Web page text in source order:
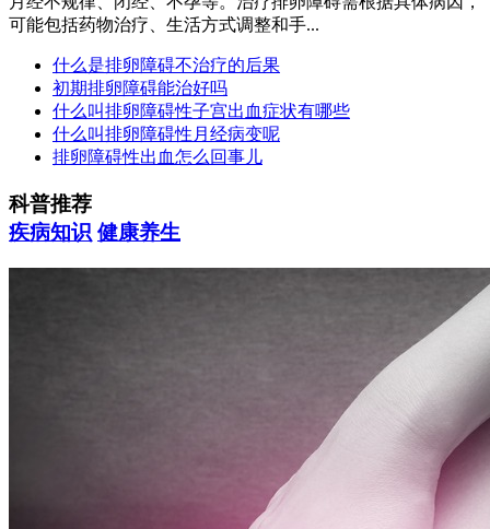
可能包括药物治疗、生活方式调整和手...
什么是排卵障碍不治疗的后果
初期排卵障碍能治好吗
什么叫排卵障碍性子宫出血症状有哪些
什么叫排卵障碍性月经病变呢
排卵障碍性出血怎么回事儿
科普推荐
疾病知识 健康养生